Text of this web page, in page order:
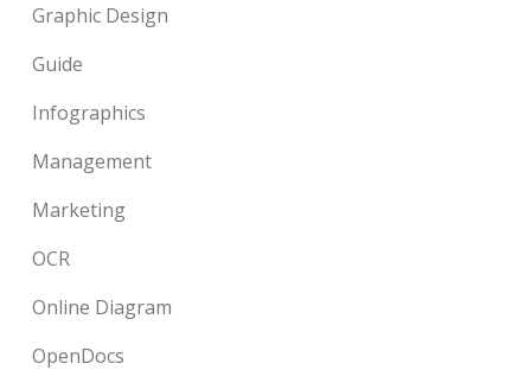
Graphic Design
Guide
Infographics
Management
Marketing
OCR
Online Diagram
OpenDocs